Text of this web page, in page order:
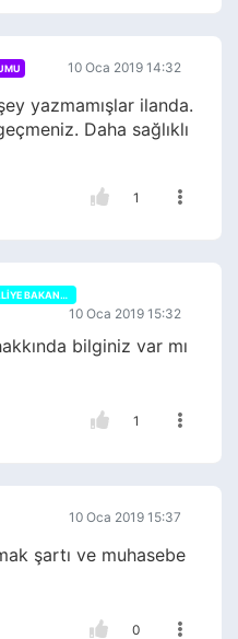
10 Oca 2019 14:32
yazmamışlar ilanda.
Daha sağlıklı
1
BAKANLIĞI
10 Oca 2019 15:32
bilginiz var mı
1
10 Oca 2019 15:37
şartı ve muhasebe
0